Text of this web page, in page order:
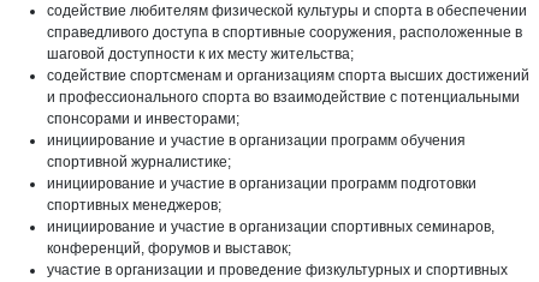
содействие любителям физической культуры и спорта в обеспечении
справедливого доступа в спортивные сооружения, расположенные в
шаговой доступности к их месту жительства;
содействие спортсменам и организациям спорта высших достижений
и профессионального спорта во взаимодействие с потенциальными
спонсорами и инвесторами;
инициирование и участие в организации программ обучения
спортивной журналистике;
инициирование и участие в организации программ подготовки
спортивных менеджеров;
инициирование и участие в организации спортивных семинаров,
конференций, форумов и выставок;
участие в организации и проведение физкультурных и спортивных